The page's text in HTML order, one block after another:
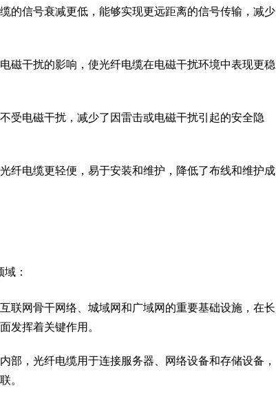
的信号衰减更低，能够实现更远距离的信号传输，减少
磁干扰的影响，使光纤电缆在电磁干扰环境中表现更稳
受电磁干扰，减少了因雷击或电磁干扰引起的安全隐
纤电缆更轻便，易于安装和维护，降低了布线和维护成
：
联网骨干网络、城域网和广域网的重要基础设施，在长
发挥着关键作用。
部，光纤电缆用于连接服务器、网络设备和存储设备，
。